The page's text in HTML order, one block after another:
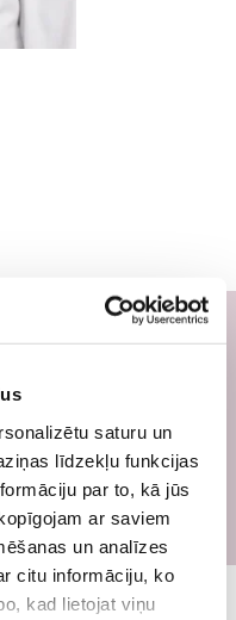
saturu un
līdzekļu funkcijas
par to, kā jūs
ar saviem
un analīzes
citu informāciju, ko
kad lietojat viņu
uz naftas un gāzes
un
muguras
pārbaudi;
un insulta